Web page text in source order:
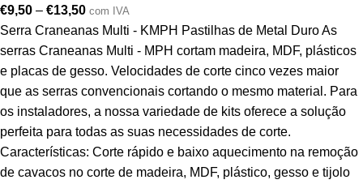
€9,50 – €13,50 com IVA
Serra Craneanas Multi - KMPH Pastilhas de Metal Duro As
serras Craneanas Multi - MPH cortam madeira, MDF, plásticos
e placas de gesso. Velocidades de corte cinco vezes maior
que as serras convencionais cortando o mesmo material. Para
os instaladores, a nossa variedade de kits oferece a solução
perfeita para todas as suas necessidades de corte.
Características: Corte rápido e baixo aquecimento na remoção
de cavacos no corte de madeira, MDF, plástico, gesso e tijolo